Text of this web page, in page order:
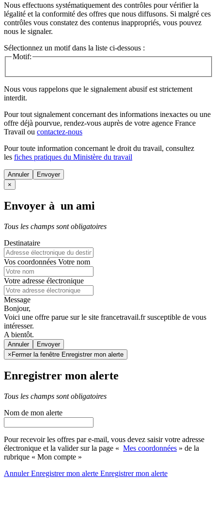
Nous effectuons systématiquement des contrôles pour vérifier la
légalité et la conformité des offres que nous diffusons. Si malgré ces
contrôles vous constatez des contenus inappropriés, vous pouvez
nous le signaler.
Sélectionnez un motif dans la liste ci-dessous :
Motif:
Nous vous rappelons que le signalement abusif est strictement
interdit.
Pour tout signalement concernant des informations inexactes ou une
offre déjà pourvue, rendez-vous auprès de votre agence France
Travail ou contactez-nous
Pour toute information concernant le droit du travail, consultez
les fiches pratiques du Ministère du travail
Annuler
×
Envoyer à un ami
Tous les champs sont obligatoires
Destinataire
Vos coordonnées Votre nom
Votre adresse électronique
Message
Bonjour,
Voici une offre parue sur le site francetravail.fr susceptible de vous
intéresser.
A bientôt.
Annuler
× Fermer la fenêtre Enregistrer mon alerte
Enregistrer mon alerte
Tous les champs sont obligatoires
Nom de mon alerte
Pour recevoir les offres par e-mail, vous devez saisir votre adresse
électronique et la valider sur la page « Mes coordonnées » de la
rubrique « Mon compte »
AnnulerEnregistrer mon alerte Enregistrermon alerte